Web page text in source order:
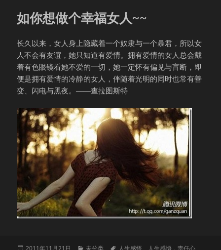
如你想做个幸福女人~~
长久以来，女人身上隐藏着一个奴隶与一个暴君，所以女
人不会有友谊，她只知道有爱情。拥有爱情的女人总会戴
着有色眼镜看她不爱的一切，她一定怀有偏见与盲断，即
便是拥有爱情的冷静的女人，伴随着光明的同时也常有善
变、闪电与黑夜。——查拉图斯特
发
2011年11月21日
分
未分类
标
人生感悟、 人生感悟，责任心、